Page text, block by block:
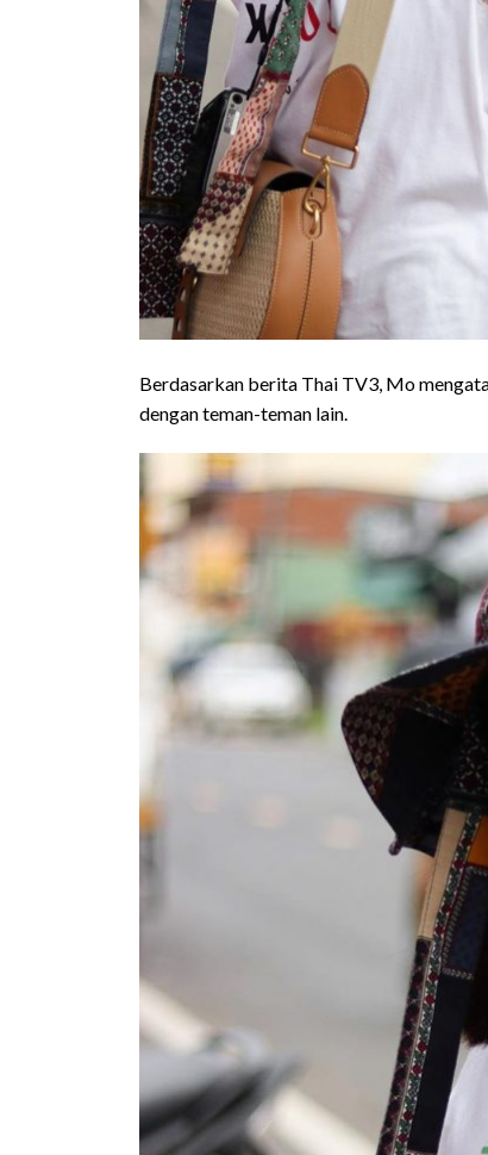
Berdasarkan berita Thai TV3, Mo
dengan teman-teman lain.